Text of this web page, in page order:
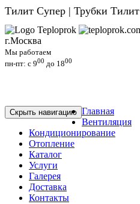
Тилит Супер | Трубки Тилит
г.Москва
Мы работаем
пн-пт: c 900 до 1800
Скрыть навигацию Главная
Вентиляция
Кондиционирование
Отопление
Каталог
Услуги
Галерея
Доставка
Контакты